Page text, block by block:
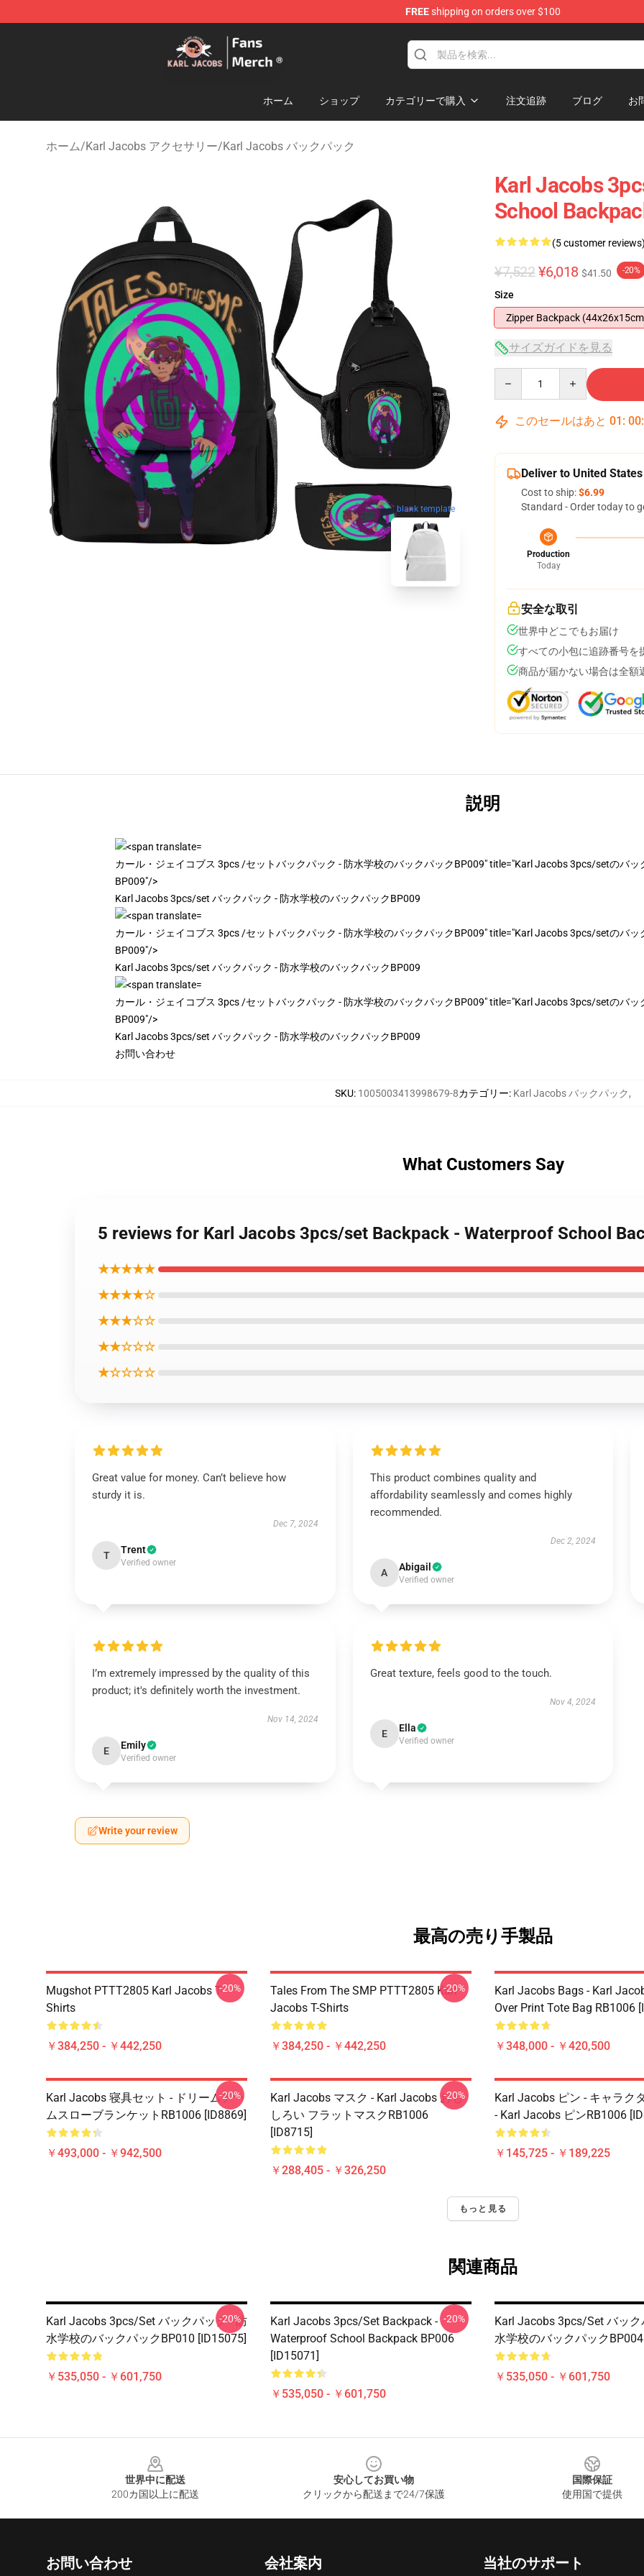
FREEshipping on orders over $100
Karl Jacobs Store - Official Karl Jacobs Merchandise Shop
ホーム ショップ カテゴリーで購入 注文追跡 ブログ お
ホーム/Karl Jacobs アクセサリー/Karl Jacobs バックパック
blank template
Karl Jacobs
School
(5 customer reviews)
¥7,522 ¥6,018 $41.50 -20%
Size
Zipper Backpack
サイズガイドを見る
このセールはあと 01 : 00:
Deliver to United States
Cost to ship:$6.99
Standard - Order today to
Production
Today
安全な取引
世界中どこでもお届け
すべての小包に追跡番号を
商品が届かない場合は全額
説明
カール・ジェイコブス 3pcs /セットバックパック - 防水学校のバックパックBP009" title="Karl Jacobs 3pcs/setのバッ
BP009"/>
Karl Jacobs 3pcs/set バックパック - 防水学校のバックパックBP009
カール・ジェイコブス 3pcs /セットバックパック - 防水学校のバックパックBP009" title="Karl Jacobs 3pcs/setのバッ
BP009"/>
Karl Jacobs 3pcs/set バックパック - 防水学校のバックパックBP009
カール・ジェイコブス 3pcs /セットバックパック - 防水学校のバックパックBP009" title="Karl Jacobs 3pcs/setのバッ
BP009"/>
Karl Jacobs 3pcs/set バックパック - 防水学校のバックパックBP009
お問い合わせ
SKU: 1005003413998679-8カテゴリー: Karl Jacobs バックパック,
What Customers Say
5 reviews for Karl Jacobs 3pcs/set Backpack - Waterproof School
★★★★★
★★★★☆
★★★☆☆
★★☆☆☆
★☆☆☆☆
Great value for money. Can’t believe how
sturdy it is.
Dec 7, 2024
T Trent
Verified owner
This product combines quality and
affordability seamlessly and comes highly
recommended.
Dec 2, 2024
A Abigail
Verified owner
I’m extremely impressed by the quality of this
product; it's definitely worth the investment.
Nov 14, 2024
E Emily
Verified owner
Great texture, feels good to the touch.
Nov 4, 2024
E Ella
Verified owner
Write your review
最高の売り手製品
Mugshot PTTT2805 Karl Jacobs T-
Shirts
￥384,250 - ￥442,250
-20%
Tales From The SMP PTTT2805 Karl
Jacobs T-Shirts
￥384,250 - ￥442,250
-20%
Karl Jacobs Bags - Karl
Over Print Tote Bag RB1006
￥348,000 - ￥420,500
Karl Jacobs 寝具セット - ドリームチー
ムスローブランケットRB1006 [ID8869]
￥493,000 - ￥942,500
-20%
Karl Jacobs マスク - Karl Jacobs おも
しろい フラットマスクRB1006
[ID8715]
￥288,405 - ￥326,250
-20%
Karl Jacobs ピン - キャラク
- Karl Jacobs ピンRB1006
￥145,725 - ￥189,225
もっと見る
関連商品
Karl Jacobs 3pcs/set バックパック - 防
水学校のバックパックBP010 [ID15075]
￥535,050 - ￥601,750
-20%
Karl Jacobs 3pcs/set Backpack -
Waterproof School Backpack BP006
[ID15071]
￥535,050 - ￥601,750
-20%
Karl Jacobs 3pcs/set バック
水学校のバックパック
￥535,050 - ￥601,750
世界中に配送
200カ国以上に配送
安心してお買い物
クリックから配送まで24/7保護
国際保証
使用国で提供
お問い合わせ 会社案内 当社のサポート